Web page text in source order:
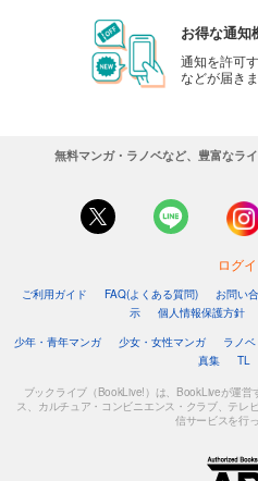
お得な通知
通知を許可
などが届きま
無料マンガ・ラノベなど、豊富なラ
ログ
ご利用ガイド FAQ(よくある質問) お問い
示
個人情報保護方針
少年・青年マンガ
少女・女性マンガ ラノベ
真集
TL
ブックライブ（BookLive!）は、BookLiveが運
ス、カルチュア・コンビニエンス・クラブ、テレ
信サービスを行